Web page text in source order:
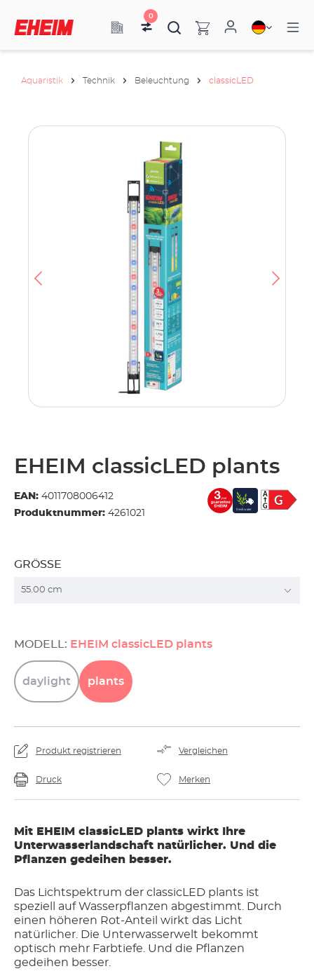
0
Aquaristik Technik Beleuchtung classicLED
EHEIM classicLED plants
EAN: 4011708006412
Produktnummer: 4261021
GRÖSSE
MODELL: EHEIM classicLED plants
daylight plants
Produkt registrieren Vergleichen
Druck Merken
Mit EHEIM classicLED plants wirkt Ihre
Unterwasserlandschaft natürlicher. Und die
Pflanzen gedeihen besser.
Das Lichtspektrum der classicLED plants ist
speziell auf Wasserpflanzen abgestimmt. Durch
einen höheren Rot-Anteil wirkt das Licht
natürlicher. Die Unterwasserwelt bekommt
optisch mehr Farbtiefe. Und die Pflanzen
gedeihen besser.